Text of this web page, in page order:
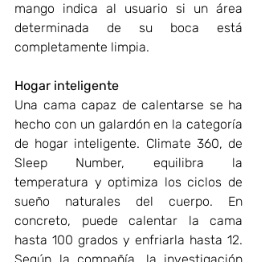
mango indica al usuario si un área
determinada de su boca está
completamente limpia.
Hogar inteligente
Una cama capaz de calentarse se ha
hecho con un galardón en la categoría
de hogar inteligente. Climate 360, de
Sleep Number, equilibra la
temperatura y optimiza los ciclos de
sueño naturales del cuerpo. En
concreto, puede calentar la cama
hasta 100 grados y enfriarla hasta 12.